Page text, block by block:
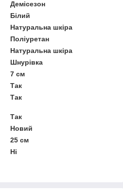
Демісезон
Білий
Натуральна шкіра
Поліуретан
Натуральна шкіра
Шнурівка
7 см
Так
Так
Так
Новий
25 см
Ні